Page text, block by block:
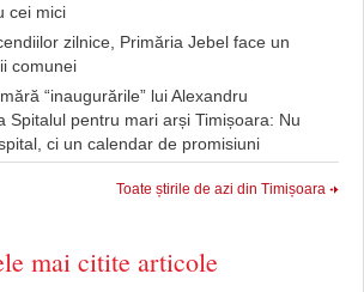
cei mici
zilnice, Primăria Jebel face un
comunei
“inaugurările” lui Alexandru
Spitalul pentru mari arși Timișoara: Nu
ci un calendar de promisiuni
Toate știrile de azi din Timișoara
mai citite articole